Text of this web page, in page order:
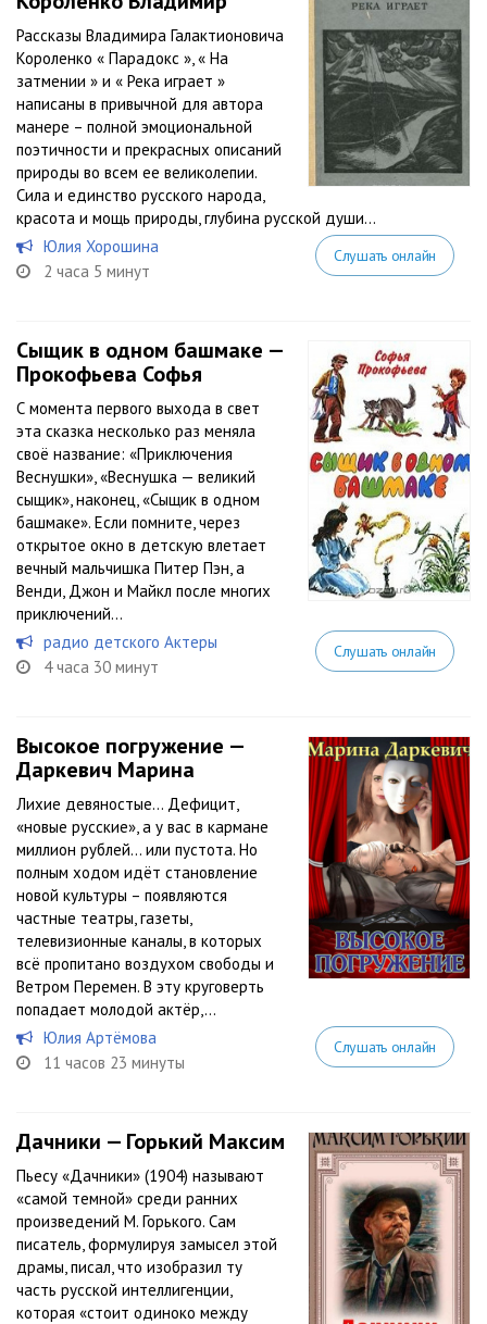
Рассказы Владимира Галактионовича
Короленко « Парадокс », « На
затмении » и « Река играет »
написаны в привычной для автора
манере – полной эмоциональной
поэтичности и прекрасных описаний
природы во всем ее великолепии.
Сила и единство русского народа,
красота и мощь природы, глубина русской души...
Юлия Хорошина
2 часа 5 минут
Слушать онлайн
Сыщик в одном башмаке —
Прокофьева Софья
С момента первого выхода в свет
эта сказка несколько раз меняла
своё название: «Приключения
Веснушки», «Веснушка — великий
сыщик», наконец, «Сыщик в одном
башмаке». Если помните, через
открытое окно в детскую влетает
вечный мальчишка Питер Пэн, а
Венди, Джон и Майкл после многих
приключений...
радио детского Актеры
4 часа 30 минут
Слушать онлайн
Высокое погружение —
Даркевич Марина
Лихие девяностые… Дефицит,
«новые русские», а у вас в кармане
миллион рублей… или пустота. Но
полным ходом идёт становление
новой культуры – появляются
частные театры, газеты,
телевизионные каналы, в которых
всё пропитано воздухом свободы и
Ветром Перемен. В эту круговерть
попадает молодой актёр,...
Юлия Артёмова
11 часов 23 минуты
Слушать онлайн
Дачники — Горький Максим
Пьесу «Дачники» (1904) называют
«самой темной» среди ранних
произведений М. Горького. Сам
писатель, формулируя замысел этой
драмы, писал, что изобразил ту
часть русской интеллигенции,
которая «стоит одиноко между